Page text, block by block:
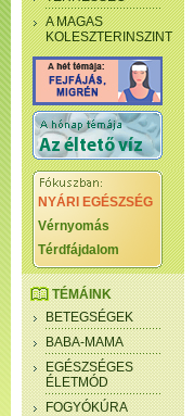
A MAGAS
KOLESZTERINSZINT
NYÁRI EGÉSZSÉG
Vérnyomás
Térdfájdalom
TÉMÁINK
BETEGSÉGEK
BABA-MAMA
EGÉSZSÉGES
ÉLETMÓD
FOGYÓKÚRA